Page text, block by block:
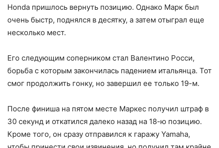
Honda пришлось вернуть позицию. Однако Марк был
очень быстр, поднялся в десятку, а затем отыграл еще
несколько мест.
Его следующим соперником стал Валентино Росси,
борьба с которым закончилась падением итальянца. Тот
смог продолжить гонку, но завершил ее только 19-м.
После финиша на пятом месте Маркес получил штраф в
30 секунд и откатился далеко назад на 18-ю позицию.
Кроме того, он сразу отправился к гаражу Yamaha,